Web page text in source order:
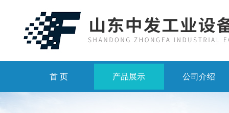
首 页 产品展示 公司介绍